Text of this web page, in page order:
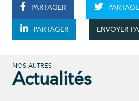
PARTAGER
PARTAGER ENVOYER
NOS AUTRES
Actualités